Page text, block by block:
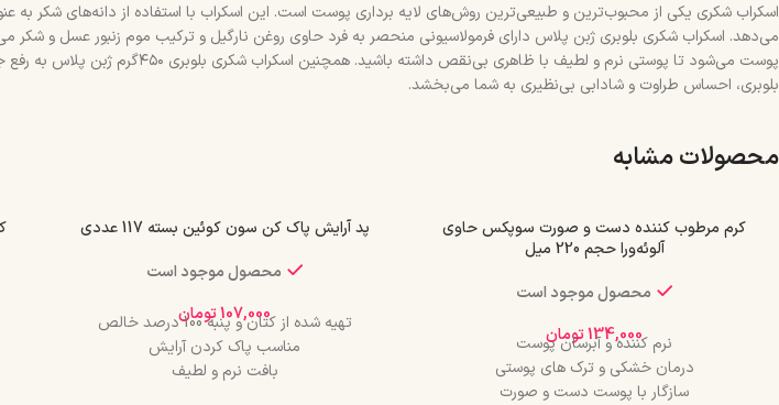
اسکراب شکری یکی از محبوب‌ترین و طبیعی‌ترین روش‌های لایه برداری پوست است. این اسکراب با استفاده از دانه‌های شکر به
می‌دهد. اسکراب شکری بلوبری ژبن پلاس دارای فرمولاسیونی منحصر به فرد حاوی روغن نارگیل و ترکیب موم زنبور عسل و
پوست می‌شود تا پوستی نرم و لطیف
بلوبری، احساس طراوت و شادابی بی‌نظیری به شما می‌بخشد.
محصولات مشابه
کرم مرطوب کننده دست و صورت سوپکس حاوی
آلوئه‌ورا حجم 220 میل
محصول موجود است
134,000تومان
نرم کننده و آبرسان پوست
درمان خشکی و ترک های پوستی
سازگار با پوست دست و صورت
پد آرایش پاک کن سون کوئین بسته 117 عددی
محصول موجود است
107,000تومانتهیه شده از کتان و پنبه 100 درصد خالص
مناسب پاک کردن آرایش
بافت نرم و لطیف